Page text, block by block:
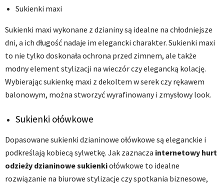
Sukienki maxi
Sukienki maxi wykonane z dzianiny są idealne na chłodniejsze
dni, a ich długość nadaje im elegancki charakter. Sukienki maxi
to nie tylko doskonała ochrona przed zimnem, ale także
modny element stylizacji na wieczór czy elegancką kolację.
Wybierając sukienkę maxi z dekoltem w serek czy rękawem
balonowym, można stworzyć wyrafinowany i zmysłowy look.
Sukienki ołówkowe
Dopasowane sukienki dzianinowe ołówkowe są eleganckie i
podkreślają kobiecą sylwetkę. Jak zaznacza internetowy hurt
odzieży dzianinowe sukienkiołówkowe to idealne
rozwiązanie na biurowe stylizacje czy spotkania biznesowe,